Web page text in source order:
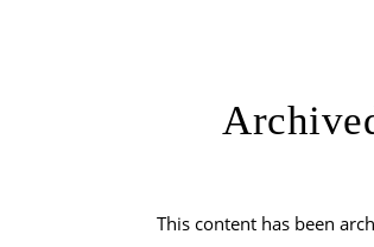
This content has been